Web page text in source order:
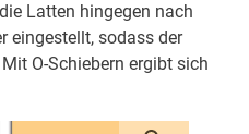
Latten hingegen nach
eingestellt, sodass der
O-Schiebern ergibt sich